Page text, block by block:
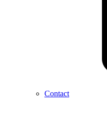
Contact